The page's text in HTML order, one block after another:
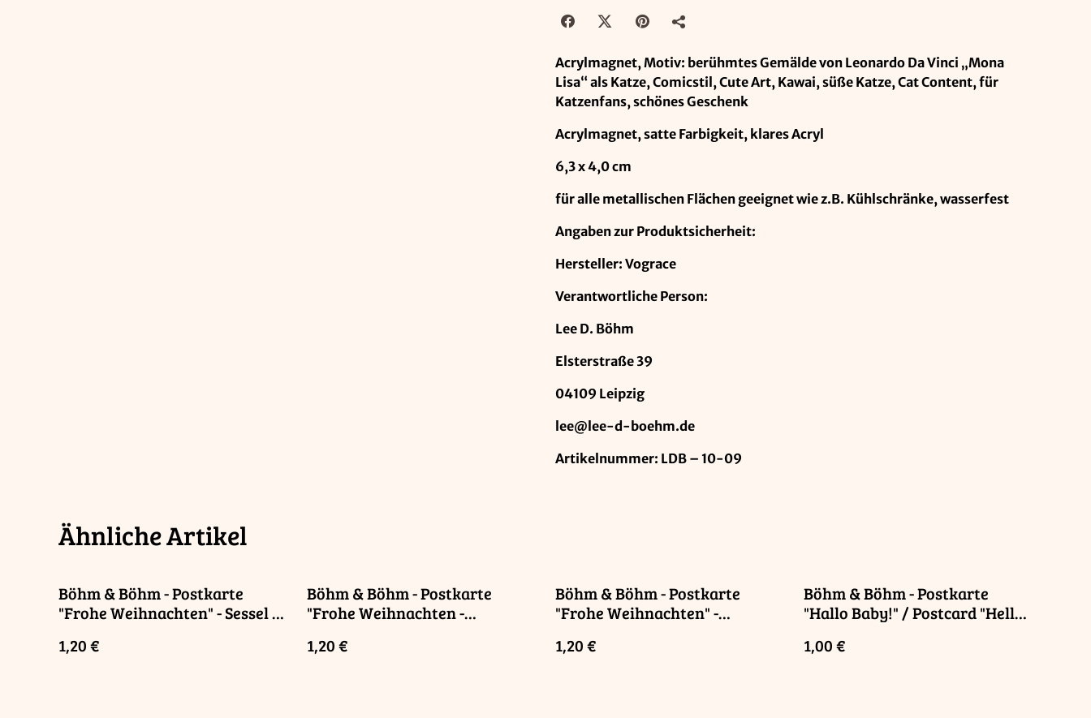
Acrylmagnet, Motiv: berühmtes Gemälde von Leonardo Da Vinci „Mona
Lisa“ als Katze, Comicstil, Cute Art, Kawai, süße Katze, Cat Content, für
Katzenfans, schönes Geschenk
Acrylmagnet, satte Farbigkeit, klares Acryl
6,3 x 4,0 cm
für alle metallischen Flächen geeignet wie z.B. Kühlschränke, wasserfest
Angaben zur Produktsicherheit:
Hersteller: Vograce
Verantwortliche Person:
Lee D. Böhm
Elsterstraße 39
04109 Leipzig
lee@lee-d-boehm.de
Artikelnummer: LDB – 10-09
Ähnliche Artikel
Böhm & Böhm - Postkarte
"Frohe Weihnachten" - Sessel /
Armchair
1,20 €
Böhm & Böhm - Postkarte
"Frohe Weihnachten -
"Merry Christmas - Fir Tree"
1,20 €
Böhm & Böhm - Postkarte
"Frohe Weihnachten" -
Rabenweihnacht
1,20 €
Böhm & Böhm - Postkarte
"Hallo Baby!" / Postcard "Hello
1,00 €